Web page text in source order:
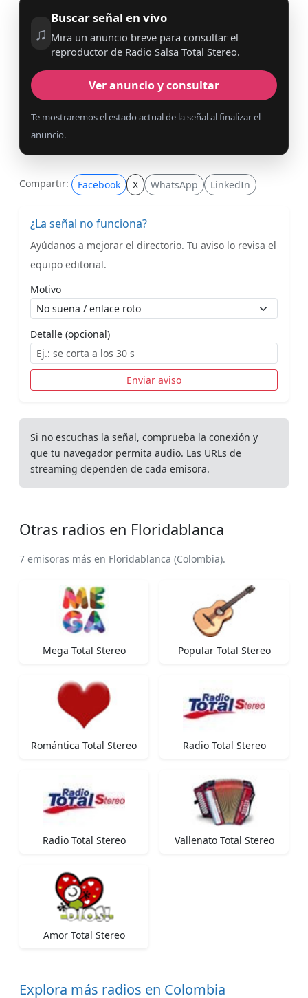
♫
Buscar señal en vivo
Mira un anuncio breve para consultar el
reproductor de Radio Salsa Total Stereo.
Ver anuncio y consultar
Te mostraremos el estado actual de la señal al finalizar el
anuncio.
Compartir: Facebook X WhatsApp LinkedIn
¿La señal no funciona?
Ayúdanos a mejorar el directorio. Tu aviso lo revisa el
equipo editorial.
Motivo
Detalle (opcional)
Enviar aviso
Si no escuchas la señal, comprueba la conexión y
que tu navegador permita audio. Las URLs de
streaming dependen de cada emisora.
Otras radios en Floridablanca
7 emisoras más en Floridablanca (Colombia).
Mega Total Stereo Popular Total Stereo
Romántica Total Stereo Radio Total Stereo
Radio Total Stereo Vallenato Total Stereo
Amor Total Stereo
Explora más radios en Colombia